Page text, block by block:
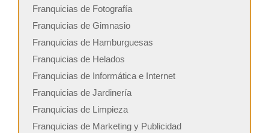
Franquicias de Fotografía
Franquicias de Gimnasio
Franquicias de Hamburguesas
Franquicias de Helados
Franquicias de Informática e Internet
Franquicias de Jardinería
Franquicias de Limpieza
Franquicias de Marketing y Publicidad